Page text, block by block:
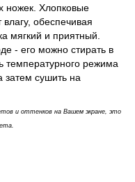
ножек. Хлопковые
обеспечивая
мягкий и приятный.
- его можно стирать в
температурного режима
затем сушить на
и оттенков на Вашем экране, это